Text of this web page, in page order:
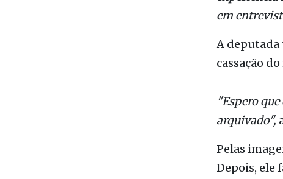
enquanto
isso. A
experiência
em
cassação
"Espero que
arquivado",